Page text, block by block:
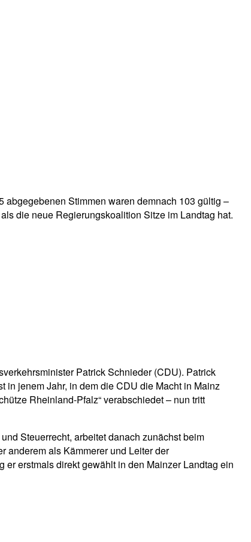
abgegebenen Stimmen waren demnach 103 gültig –
die neue Regierungskoalition Sitze im Landtag hat.
Patrick Schnieder (CDU). Patrick
jenem Jahr, in dem die CDU die Macht in Mainz
Rheinland-Pfalz“ verabschiedet – nun tritt
Steuerrecht, arbeitet danach zunächst beim
anderem als Kämmerer und Leiter der
erstmals direkt gewählt in den Mainzer Landtag ein